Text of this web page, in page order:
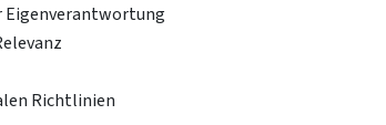
Eigenverantwortung
Richtlinien